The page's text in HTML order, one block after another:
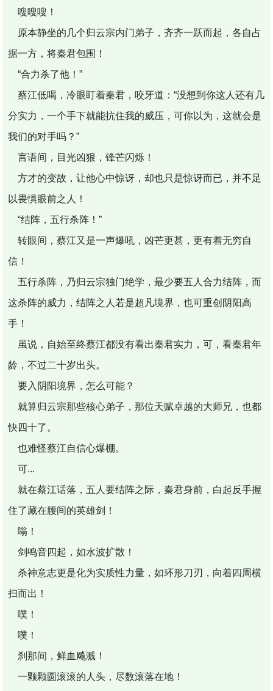
嗖嗖嗖！
原本静坐的几个归云宗内门弟子，齐齐一跃而起，各自占
据一方，将秦君包围！
“合力杀了他！”
蔡江低喝，冷眼盯着秦君，咬牙道：“没想到你这人还有几
分实力，一个手下就能抗住我的威压，可你以为，这就会是
我们的对手吗？”
言语间，目光凶狠，锋芒闪烁！
方才的变故，让他心中惊讶，却也只是惊讶而已，并不足
以畏惧眼前之人！
“结阵，五行杀阵！”
转眼间，蔡江又是一声爆吼，凶芒更甚，更有着无穷自
信！
五行杀阵，乃归云宗独门绝学，最少要五人合力结阵，而
这杀阵的威力，结阵之人若是超凡境界，也可重创阴阳高
手！
虽说，自始至终蔡江都没有看出秦君实力，可，看秦君年
龄，不过二十岁出头。
要入阴阳境界，怎么可能？
就算归云宗那些核心弟子，那位天赋卓越的大师兄，也都
快四十了。
也难怪蔡江自信心爆棚。
可...
就在蔡江话落，五人要结阵之际，秦君身前，白起反手握
住了藏在腰间的英雄剑！
嗡！
剑鸣音四起，如水波扩散！
杀神意志更是化为实质性力量，如环形刀刃，向着四周横
扫而出！
噗！
噗！
刹那间，鲜血飚溅！
一颗颗圆滚滚的人头，尽数滚落在地！